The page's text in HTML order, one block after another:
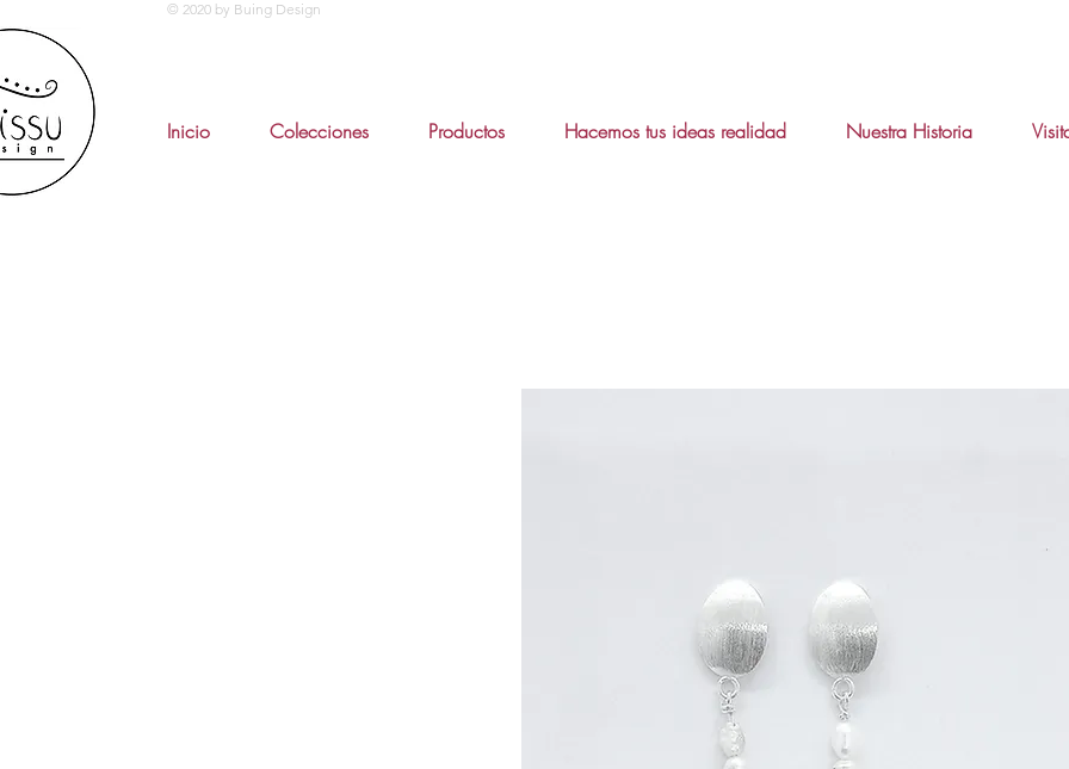
© 2020 by Buing Design
Inicio Colecciones Productos Hacemos tus ideas realidad Nuestra Historia